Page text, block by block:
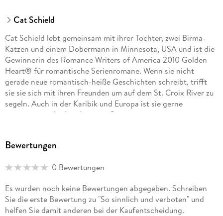
Cat Schield
Cat Schield lebt gemeinsam mit ihrer Tochter, zwei Birma-
Katzen und einem Dobermann in Minnesota, USA und ist die
Gewinnerin des Romance Writers of America 2010 Golden
Heart® für romantische Serienromane. Wenn sie nicht
gerade neue romantisch-heiße Geschichten schreibt, trifft
sie sie sich mit ihren Freunden um auf dem St. Croix River zu
segeln. Auch in der Karibik und Europa ist sie gerne
unterwegs und erkundet neue Gewässer.
Bewertungen
0 Bewertungen
Es wurden noch keine Bewertungen abgegeben. Schreiben
Sie die erste Bewertung zu "So sinnlich und verboten" und
helfen Sie damit anderen bei der Kaufentscheidung.